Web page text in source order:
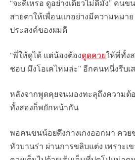
“จะดีเหรอ ดูอย่างเดียวไม่ดีมั้ง” คน
สายตาให้เพื่อนแกอย่างมีความหมา
ประสงค์ของผมดี
“พี่ให้ดูได้ แต่น้องต้องดูดควยให้พี่ทั้ง
ชอบ มึงโอเคไหมล่ะ” อีกคนหนึ่งรีบเ
หลังจากพูดคุยจนมองทะลุถึงความต้
ทั้งสองก็พยักหน้ากัน
พอคนขนน้อยดึงกางเกงออกมา คว
หัวบานร่า ผ่านการขลิบแต่ง เพราะเ